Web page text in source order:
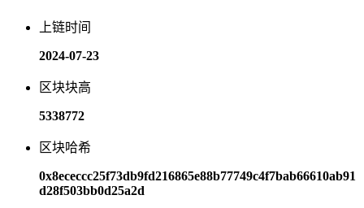
上链时间
2024-07-23
区块块高
5338772
区块哈希
0x8ececcc25f73db9fd216865e88b77749c4f7bab66610ab91
d28f503bb0d25a2d